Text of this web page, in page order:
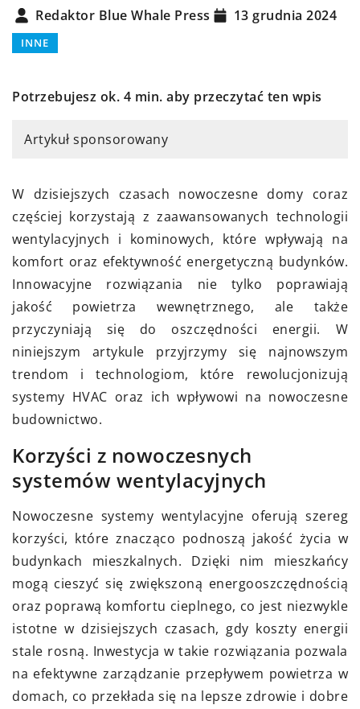
Redaktor Blue Whale Press 13 grudnia 2024
INNE
Potrzebujesz ok. 4 min. aby przeczytać ten wpis
Artykuł sponsorowany
W dzisiejszych czasach nowoczesne domy coraz
częściej korzystają z zaawansowanych technologii
wentylacyjnych i kominowych, które wpływają na
komfort oraz efektywność energetyczną budynków.
Innowacyjne rozwiązania nie tylko poprawiają
jakość powietrza wewnętrznego, ale także
przyczyniają się do oszczędności energii. W
niniejszym artykule przyjrzymy się najnowszym
trendom i technologiom, które rewolucjonizują
systemy HVAC oraz ich wpływowi na nowoczesne
budownictwo.
Korzyści z nowoczesnych
systemów wentylacyjnych
Nowoczesne systemy wentylacyjne oferują szereg
korzyści, które znacząco podnoszą jakość życia w
budynkach mieszkalnych. Dzięki nim mieszkańcy
mogą cieszyć się zwiększoną energooszczędnością
oraz poprawą komfortu cieplnego, co jest niezwykle
istotne w dzisiejszych czasach, gdy koszty energii
stale rosną. Inwestycja w takie rozwiązania pozwala
na efektywne zarządzanie przepływem powietrza w
domach, co przekłada się na lepsze zdrowie i dobre